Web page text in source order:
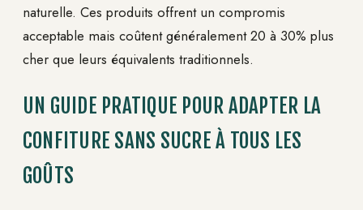
naturelle. Ces produits offrent un compromis
acceptable mais coûtent généralement 20 à 30% plus
cher que leurs équivalents traditionnels.
UN GUIDE PRATIQUE POUR ADAPTER LA
CONFITURE SANS SUCRE À TOUS LES
GOÛTS